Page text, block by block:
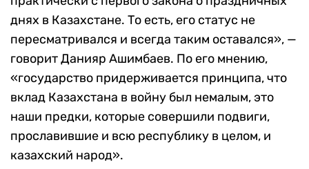
днях в Казахстане. То есть, его статус не
пересматривался и всегда таким оставался», —
говорит Данияр Ашимбаев. По его мнению,
«государство придерживается принципа, что
вклад Казахстана в войну был немалым, это
наши предки, которые совершили подвиги,
прославившие и всю республику в целом, и
казахский народ».